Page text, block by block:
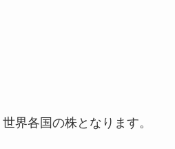
界各国の株となります。